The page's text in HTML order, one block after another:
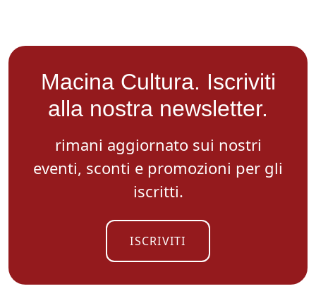
Macina Cultura. Iscriviti
alla nostra newsletter.
rimani aggiornato sui nostri
eventi, sconti e promozioni per gli
iscritti.
ISCRIVITI